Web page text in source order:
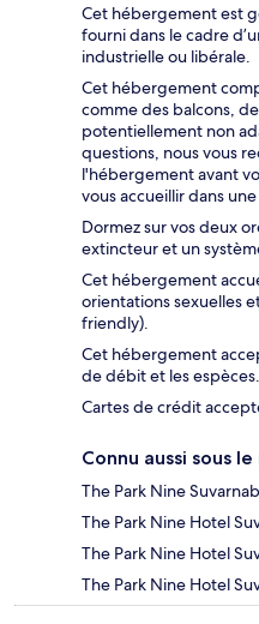
Cet hébergement est
fourni dans le cadre
industrielle ou libérale.
Cet hébergement
comme des balcons,
potentiellement non
questions, nous vous
l'hébergement avant
vous accueillir dans
Dormez sur vos deux
extincteur et un
Cet hébergement
orientations sexuelles
friendly).
Cet hébergement
de débit et les espèces.
Cartes de crédit
Connu aussi sous
The Park Nine
The Park Nine Hotel
The Park Nine Hotel
The Park Nine Hotel